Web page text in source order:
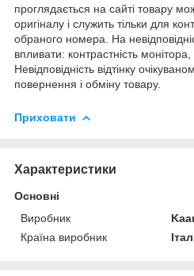
проглядається на сайті товару
оригіналу і служить тільки для
обраного номера. На
впливати: контрастність
Невідповідність відтінку
повернення і обміну товару.
Приховати
Характеристики
Основні
Виробник
Країна виробник